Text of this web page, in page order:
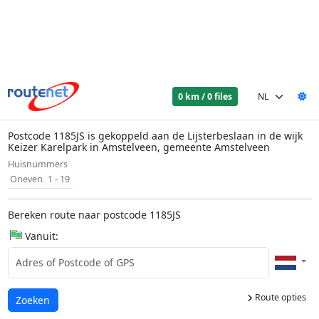
0 km / 0 files
Postcode 1185JS is gekoppeld aan de Lijsterbeslaan in de wijk
Keizer Karelpark in Amstelveen, gemeente Amstelveen
Huisnummers
Oneven 1 - 19
Bereken route naar postcode 1185JS
Vanuit:
Route opties
Laden...
Zoeken